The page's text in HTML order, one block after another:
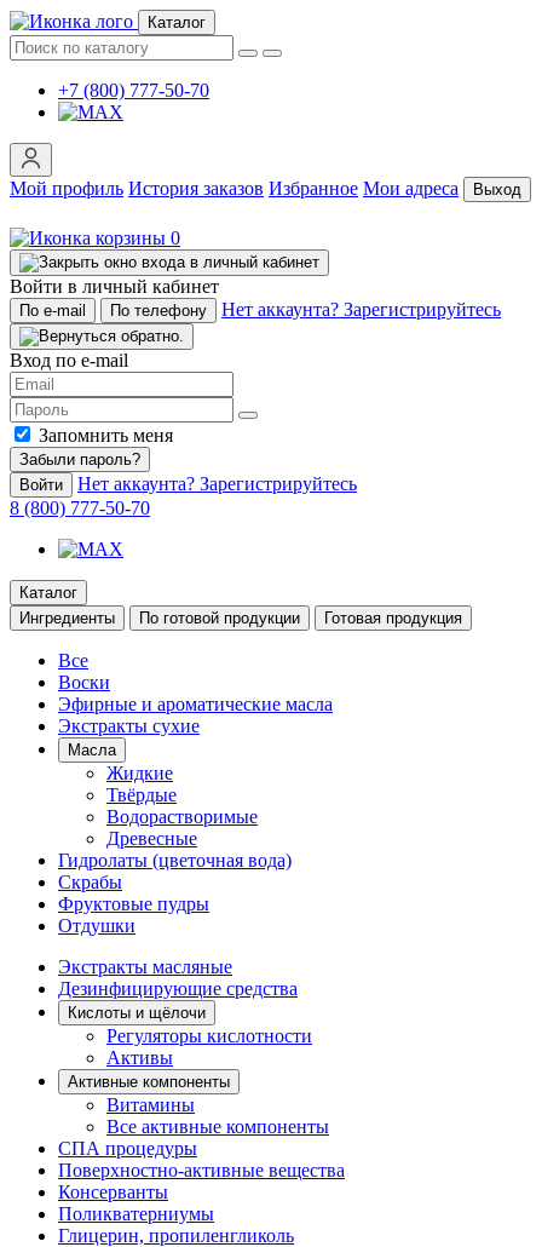
Каталог
+7 (800) 777-50-70
Мой профиль История заказов Избранное Мои адреса Выход
0
Войти в личный кабинет
По e-mail По телефону Нет аккаунта? Зарегистрируйтесь
Вход по e-mail
Запомнить меня
Забыли пароль?
Войти
Нет аккаунта? Зарегистрируйтесь
8 (800) 777-50-70
Каталог
Ингредиенты
По готовой продукции Готовая продукция
Все
Воски
Эфирные и ароматические масла
Экстракты сухие
Масла
Жидкие
Твёрдые
Водорастворимые
Древесные
Гидролаты (цветочная вода)
Скрабы
Фруктовые пудры
Отдушки
Экстракты масляные
Дезинфицирующие средства
Кислоты и щёлочи
Регуляторы кислотности
Активы
Активные компоненты
Витамины
Все активные компоненты
СПА процедуры
Поверхностно-активные вещества
Консерванты
Поликватерниумы
Глицерин, пропиленгликоль